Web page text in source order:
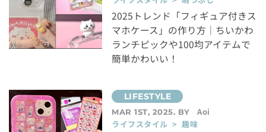
2025トレンド「フィギュア付きス
マホケース」の作り方｜ちいかわ
ランチピックや100均アイテムで
簡単かわいい！
MAR 1ST, 2025. BY
Aoi
ライフスタイル > 趣味